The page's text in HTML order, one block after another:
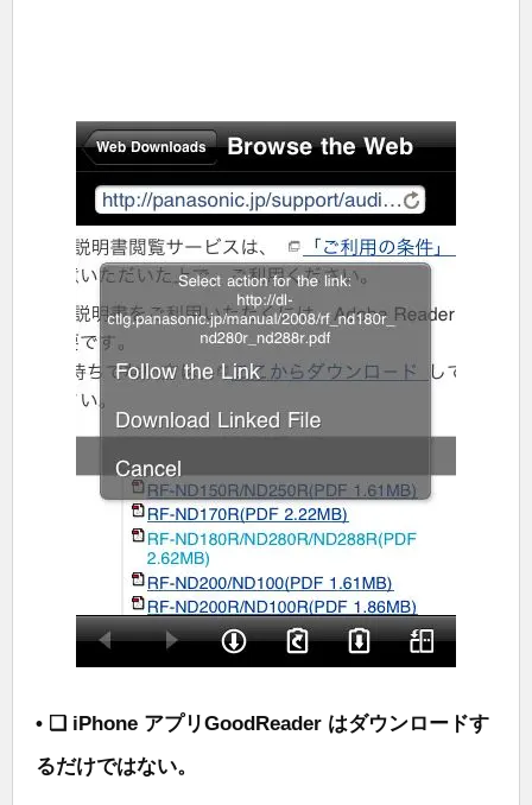
• ❑ iPhone アプリGoodReader はダウンロードす
るだけではない。